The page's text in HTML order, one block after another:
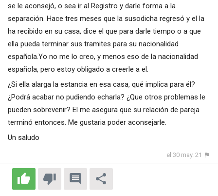
se le aconsejó, o sea ir al Registro y darle forma a la
separación. Hace tres meses que la susodicha regresó y el la
ha recibido en su casa, dice el que para darle tiempo o a que
ella pueda terminar sus tramites para su nacionalidad
española.Yo no me lo creo, y menos eso de la nacionalidad
española, pero estoy obligado a creerle a el.
¿Si ella alarga la estancia en esa casa, qué implica para él?
¿Podrá acabar no pudiendo echarla? ¿Que otros problemas le
pueden sobrevenir? El me asegura que su relación de pareja
terminó entonces. Me gustaria poder aconsejarle.
Un saludo
el 30 may. 21